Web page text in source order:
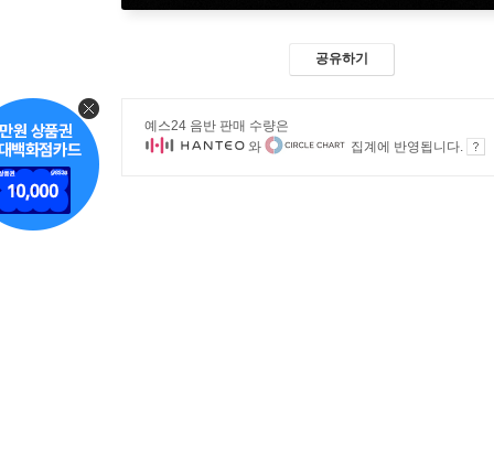
공유하기
예스24 음반 판매 수량은
와
집계에 반영됩니다.